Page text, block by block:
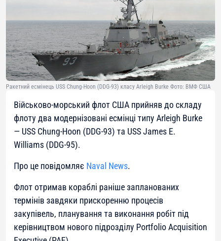
Ракетний есмінець USS Chung-Hoon (DDG-93) класу Arleigh Burke Фото: ВМФ США
Військово-морський флот США прийняв до складу
флоту два модернізовані есмінці типу Arleigh Burke
— USS Chung-Hoon (DDG-93) та USS James E.
Williams (DDG-95).
Про це повідомляє Naval News.
Флот отримав кораблі раніше запланованих
термінів завдяки прискоренню процесів
закупівель, планування та виконання робіт під
керівництвом нового підрозділу Portfolio Acquisition